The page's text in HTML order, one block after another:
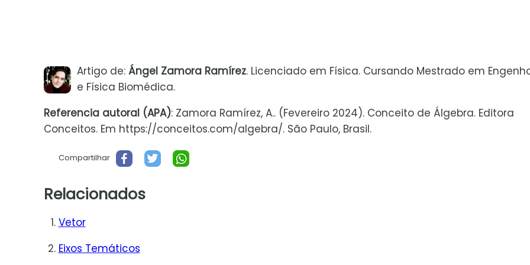
Artigo de: Ángel Zamora Ramírez. Licenciado em Física. Cursando Mestrado em
e Física Biomédica.
Referencia autoral (APA): Zamora Ramírez, A.. (Fevereiro 2024). Conceito de Álgebra. Editora
Conceitos. Em https://conceitos.com/algebra/. São Paulo, Brasil.
Compartilhar
Relacionados
Vetor
Eixos Temáticos